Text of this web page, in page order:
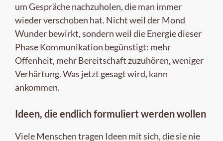
um Gespräche nachzuholen, die man immer
wieder verschoben hat. Nicht weil der Mond
Wunder bewirkt, sondern weil die Energie dieser
Phase Kommunikation begünstigt: mehr
Offenheit, mehr Bereitschaft zuzuhören, weniger
Verhärtung. Was jetzt gesagt wird, kann
ankommen.
Ideen, die endlich formuliert werden wollen
Viele Menschen tragen Ideen mit sich, die sie nie